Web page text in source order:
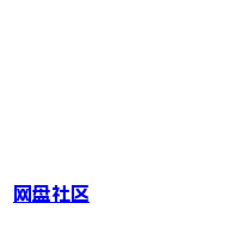
网盘社区